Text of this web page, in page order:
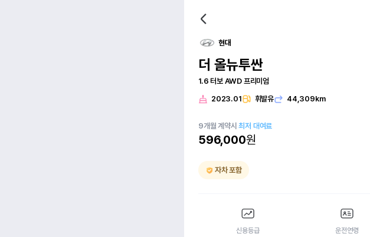
현대
더 올뉴투싼
1.6 터보 AWD 프리미엄
2023.01 휘발유 44,309km
9개월 계약시최저 대여료
596,000원
자차 포함
신용등급 운전연령